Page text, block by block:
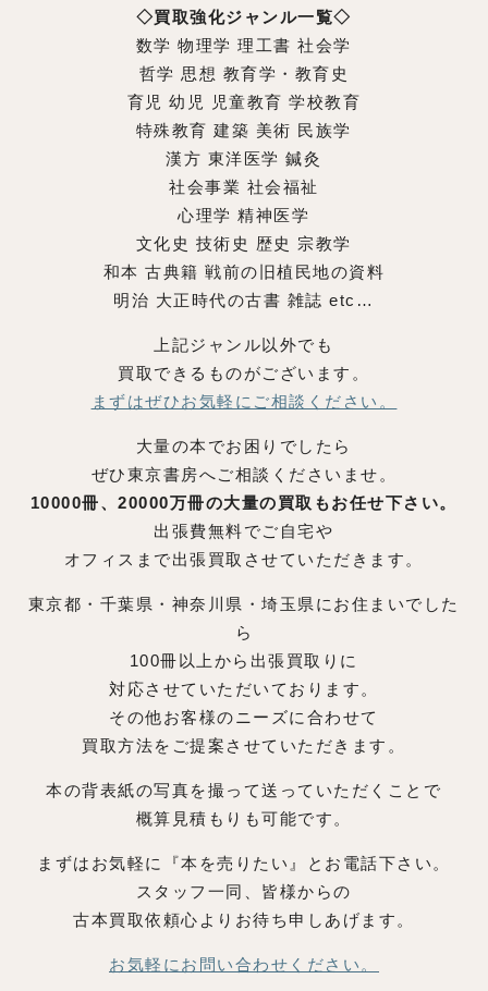
◇買取強化ジャンル一覧◇
数学 物理学 理工書 社会学
哲学 思想 教育学・教育史
育児 幼児 児童教育 学校教育
特殊教育 建築 美術 民族学
漢方 東洋医学 鍼灸
社会事業 社会福祉
心理学 精神医学
文化史 技術史 歴史 宗教学
和本 古典籍 戦前の旧植民地の資料
明治 大正時代の古書 雑誌 etc…
上記ジャンル以外でも
買取できるものがございます。
まずはぜひお気軽にご相談ください。
大量の本でお困りでしたら
ぜひ東京書房へご相談くださいませ。
10000冊、20000万冊の大量の買取もお任せ下さい。
出張費無料でご自宅や
オフィスまで出張買取させていただきます。
東京都・千葉県・神奈川県・埼玉県にお住まいでした
ら
100冊以上から出張買取りに
対応させていただいております。
その他お客様のニーズに合わせて
買取方法をご提案させていただきます。
本の背表紙の写真を撮って送っていただくことで
概算見積もりも可能です。
まずはお気軽に『本を売りたい』とお電話下さい。
スタッフ一同、皆様からの
古本買取依頼心よりお待ち申しあげます。
お気軽にお問い合わせください。